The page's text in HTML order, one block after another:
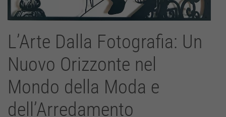
L’Arte Dalla Fotografia: Un
Nuovo Orizzonte nel
Mondo della Moda e
dell’Arredamento